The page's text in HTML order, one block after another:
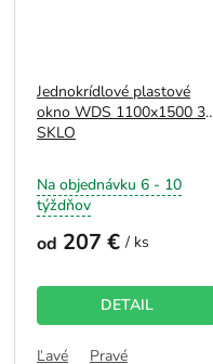
Jednokrídlové plastové
okno WDS 1100x1500 3-
SKLO
Na objednávku 6 - 10
týždňov
od 207 € / ks
DETAIL
Ľavé Pravé